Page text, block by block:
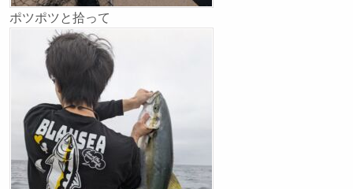
ポツポツと拾って